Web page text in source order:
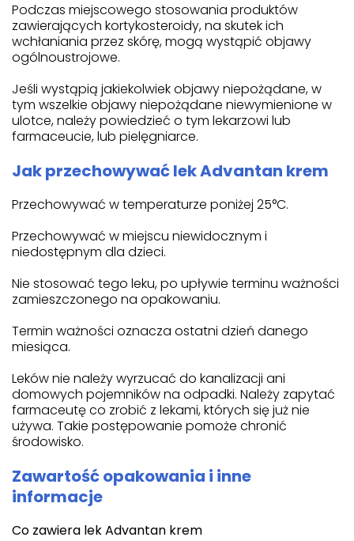
Podczas miejscowego stosowania produktów
zawierających kortykosteroidy, na skutek ich
wchłaniania przez skórę, mogą wystąpić objawy
ogólnoustrojowe.
Jeśli wystąpią jakiekolwiek objawy niepożądane, w
tym wszelkie objawy niepożądane niewymienione w
ulotce, należy powiedzieć o tym lekarzowi lub
farmaceucie, lub pielęgniarce.
Jak przechowywać lek Advantan krem
Przechowywać w temperaturze poniżej 25°C.
Przechowywać w miejscu niewidocznym i
niedostępnym dla dzieci.
Nie stosować tego leku, po upływie terminu ważności
zamieszczonego na opakowaniu.
Termin ważności oznacza ostatni dzień danego
miesiąca.
Leków nie należy wyrzucać do kanalizacji ani
domowych pojemników na odpadki. Należy zapytać
farmaceutę co zrobić z lekami, których się już nie
używa. Takie postępowanie pomoże chronić
środowisko.
Zawartość opakowania i inne
informacje
Co zawiera lek Advantan krem